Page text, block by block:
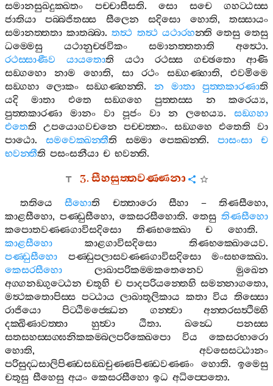
සමානසුඛදුක‍්ඛතං
පච‍්චාසීසති. සො සචෙ
ගහට‍්ඨස‍්ස
ජාතියා
පබ‍්බජිතස‍්ස සීලෙන සදිසො හොති,තස‍්සායං
සමානත‍්තතා කාතබ‍්බා.තත්‍ථ තත්‍ථ යථාරහන‍්ති තෙසු තෙසු
ධම‍්මෙසු
යථානුච‍්ඡවිකං සමානත‍්තතාති අත්‍ථො.
රථස‍්සාණීව
යායතොති යථා රථස‍්ස ගච‍්ඡතො
ආණි
සඞ‍්ගහො
නාම හොති, සා රථං සඞ‍්ගණ‍්හාති,එවමිමෙ
සඞ‍්ගහා
ලොකං සඞ‍්ගණ‍්හන‍්ති. න මාතා පුත‍්තකාරණාති
යදි
මාතා එතෙ සඞ‍්ගහෙ පුත‍්තස‍්ස න කරෙය්‍ය,
පුත‍්තකාරණා
මානං වා පූජං වා න ලභෙය්‍ය. සඞ‍්ගහා
එතෙති උපයොගවචනෙ පච‍්චත‍්තං. සඞ‍්ගහෙ එතෙති
වා
පාඨො. සමවෙක‍්ඛන‍්තීති සම‍්මා පෙක‍්ඛන‍්ති.පාසංසා
ච
භවන‍්තීති පසංසනීයා ච භවන‍්ති.
3.සීහසුත‍්තවණ‍්ණනා
තතියෙ සීහොති චත‍්තාරො සීහා –තිණසීහො,
කාළසීහො, පණ‍්ඩුසීහො, කෙසරසීහොති. තෙසු තිණසීහො
කපොතවණ‍්ණගාවිසදිසො
තිණභක‍්ඛො ච හොති.
කාළසීහො
කාළගාවිසදිසො තිණභක‍්ඛොයෙව.
පණ‍්ඩුසීහො
පණ‍්ඩුපලාසවණ‍්ණගාවිසදිසො මංසභක‍්ඛො.
කෙසරසීහො
ලාඛාපරිකම‍්මකතෙනෙව
මුඛෙන
අග‍්ගනඞ‍්ගුට‍්ඨෙන චතූහි ච පාදපරියන‍්තෙහි සමන‍්නාගතො,
මත්‍ථකතොපිස‍්ස පට‍්ඨාය ලාඛාතූලිකාය කතා විය තිස‍්සො
රාජියො
පිට‍්ඨිමජ‍්ඣෙන ගන‍්ත්‍වා
අන‍්තරසත්‍ථිම‍්හි
දක‍්ඛිණාවත‍්තා
හුත්‍වා ඨිතා.ඛන්‍ධෙ
පනස‍්ස
සතසහස‍්සග‍්ඝනිකකම‍්බලපරික‍්ඛෙපො
විය
කෙසරභාරො
හොති, අවසෙසට‍්ඨානං
පරිසුද‍්ධසාලිපිණ‍්ඩසඞ‍්ඛචුණ‍්ණපිණ‍්ඩවණ‍්ණං
හොති. ඉමෙසු
චතූසු සීහෙසු අයං කෙසරසීහො ඉධ අධිප‍්පෙතො.